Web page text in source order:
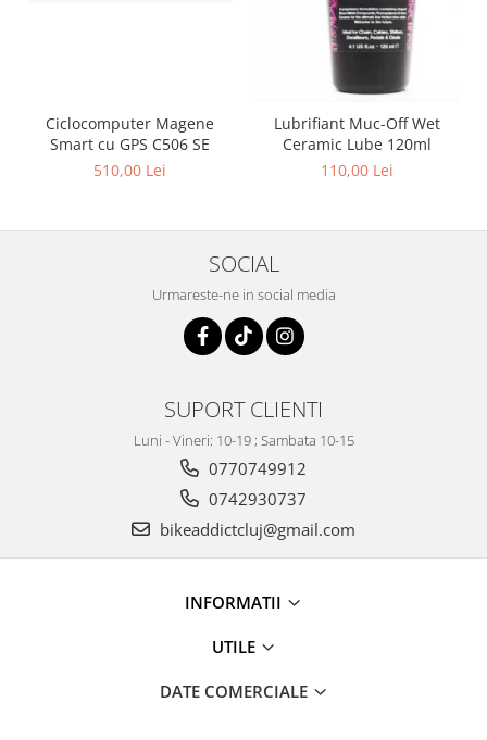
Ciclocomputer Magene
Smart cu GPS C506 SE
510,00 Lei
Lubrifiant Muc-Off Wet
Ceramic Lube 120ml
110,00 Lei
SOCIAL
Urmareste-ne in social media
SUPORT CLIENTI
Luni - Vineri: 10-19 ; Sambata 10-15
0770749912
0742930737
bikeaddictcluj@gmail.com
INFORMATII
UTILE
DATE COMERCIALE